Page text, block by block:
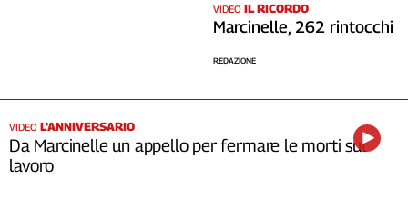
VIDEO IL RICORDO
Marcinelle, 262 rintocchi
REDAZIONE
VIDEO L'ANNIVERSARIO
Da Marcinelle un appello per fermare le morti sul
lavoro